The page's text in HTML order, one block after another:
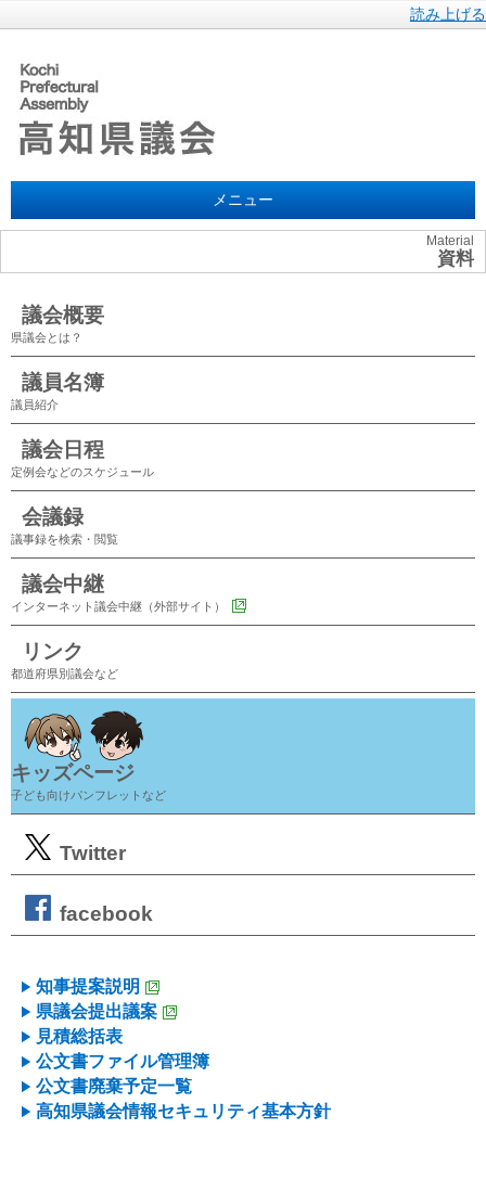
読み上げる
メニュー
Material
資料
議会概要
県議会とは？
議員名簿
議員紹介
議会日程
定例会などのスケジュール
会議録
議事録を検索・閲覧
議会中継
インターネット議会中継（外部サイト）
リンク
都道府県別議会など
キッズページ
子ども向けパンフレットなど
Twitter
facebook
知事提案説明
県議会提出議案
見積総括表
公文書ファイル管理簿
公文書廃棄予定一覧
高知県議会情報セキュリティ基本方針